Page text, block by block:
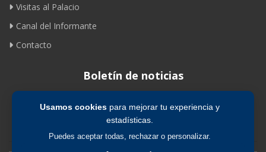
Usamos cookiespara mejorar tu experiencia y
estadísticas.
Puedes aceptar todas, rechazar o personalizar.
Visitas al Palacio
Canal del Informante
Contacto
Boletín de noticias
Suscribirse